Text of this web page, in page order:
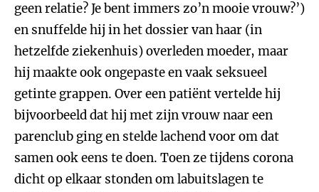
geen relatie? Je bent immers zo’n mooie vrouw?’)
en snuffelde hij in het dossier van haar (in
hetzelfde ziekenhuis) overleden moeder, maar
hij maakte ook ongepaste en vaak seksueel
getinte grappen. Over een patiënt vertelde hij
bijvoorbeeld dat hij met zijn vrouw naar een
parenclub ging en stelde lachend voor om dat
samen ook eens te doen. Toen ze tijdens corona
dicht op elkaar stonden om labuitslagen te